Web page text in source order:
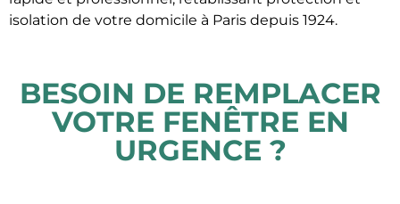
isolation de votre domicile à Paris depuis 1924.
BESOIN DE REMPLACER
VOTRE FENÊTRE EN
URGENCE ?